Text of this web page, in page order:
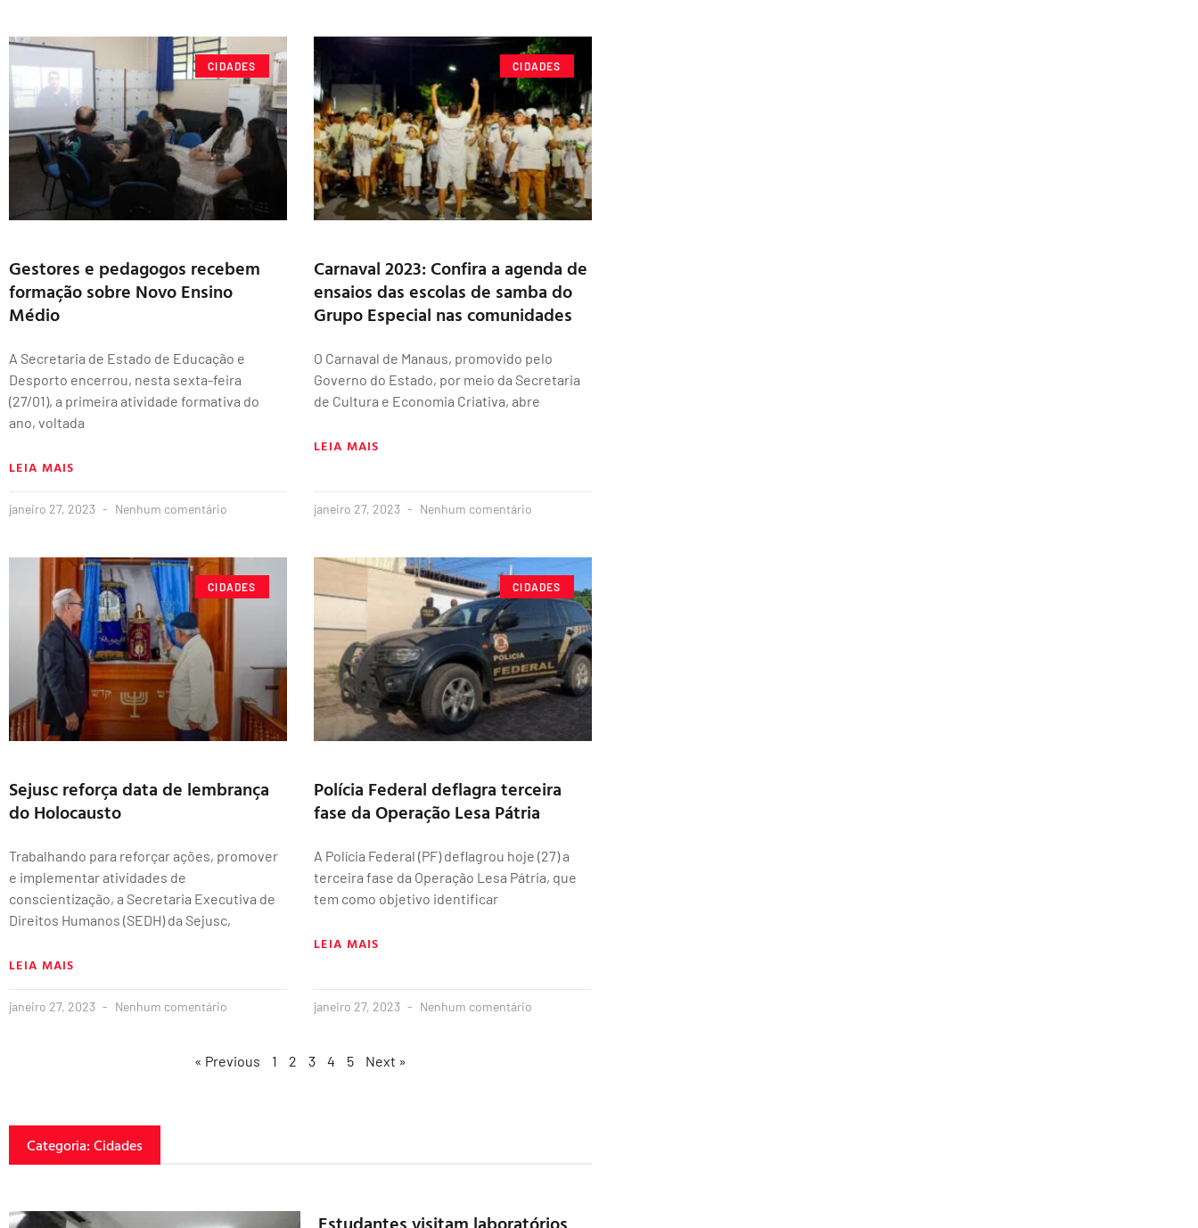
CIDADES
Gestores e pedagogos recebem
formação sobre Novo Ensino
Médio
A Secretaria de Estado de Educação e
Desporto encerrou, nesta sexta-feira
(27/01), a primeira atividade formativa do
ano, voltada
LEIA MAIS
janeiro 27, 2023 Nenhum comentário
CIDADES
Carnaval 2023: Confira a agenda de
ensaios das escolas de samba do
Grupo Especial nas comunidades
O Carnaval de Manaus, promovido pelo
Governo do Estado, por meio da Secretaria
de Cultura e Economia Criativa, abre
LEIA MAIS
janeiro 27, 2023 Nenhum comentário
CIDADES
Sejusc reforça data de lembrança
do Holocausto
Trabalhando para reforçar ações, promover
e implementar atividades de
conscientização, a Secretaria Executiva de
Direitos Humanos (SEDH) da Sejusc,
LEIA MAIS
janeiro 27, 2023 Nenhum comentário
CIDADES
Polícia Federal deflagra terceira
fase da Operação Lesa Pátria
A Polícia Federal (PF) deflagrou hoje (27) a
terceira fase da Operação Lesa Pátria, que
tem como objetivo identificar
LEIA MAIS
janeiro 27, 2023 Nenhum comentário
« Previous 1 2 3 4 5 Next »
Categoria: Cidades